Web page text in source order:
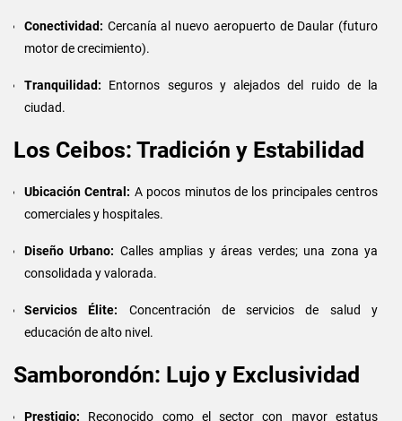
Conectividad: Cercanía al nuevo aeropuerto de Daular (futuro
motor de crecimiento).
Tranquilidad: Entornos seguros y alejados del ruido de la
ciudad.
Los Ceibos: Tradición y Estabilidad
Ubicación Central: A pocos minutos de los principales centros
comerciales y hospitales.
Diseño Urbano: Calles amplias y áreas verdes; una zona ya
consolidada y valorada.
Servicios Élite: Concentración de servicios de salud y
educación de alto nivel.
Samborondón: Lujo y Exclusividad
Prestigio: Reconocido como el sector con mayor estatus